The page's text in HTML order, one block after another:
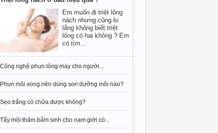
Em muốn đi triệt lông
nách nhưng cũng lo
lắng không biết triệt
lông có hại không ? Em
có tìm...
Công nghệ phun lông mày cho người...
Phun môi xong nên dùng son dưỡng môi nào?
Sẹo trắng có chữa được không?
Tẩy môi thâm bẩm sinh cho nam giới có...